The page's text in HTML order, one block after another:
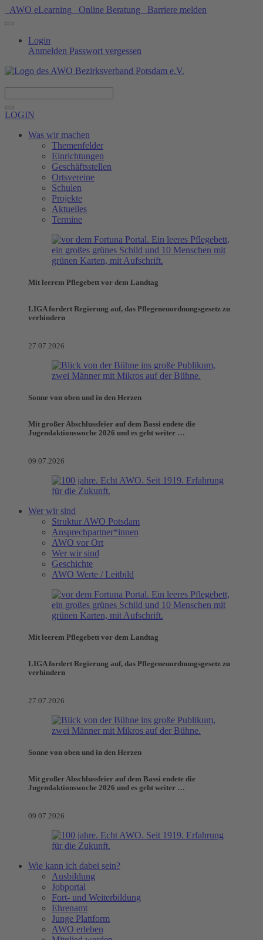
AWO eLearning Online Beratung Barriere melden
Login
Anmelden Passwort vergessen
LOGIN
Was wir machen
Themenfelder
Einrichtungen
Geschäftsstellen
Ortsvereine
Schulen
Projekte
Aktuelles
Termine
Mit leerem Pflegebett vor dem Landtag
LIGA fordert Regierung auf, das Pflegeneuordnungsgesetz zu
verhindern
27.07.2026
Sonne von oben und in den Herzen
Mit großer Abschlussfeier auf dem Bassi endete die
Jugendaktionswoche 2026 und es geht weiter …
09.07.2026
Wer wir sind
Struktur AWO Potsdam
Ansprechpartner*innen
AWO vor Ort
Wer wir sind
Geschichte
AWO Werte / Leitbild
Mit leerem Pflegebett vor dem Landtag
LIGA fordert Regierung auf, das Pflegeneuordnungsgesetz zu
verhindern
27.07.2026
Sonne von oben und in den Herzen
Mit großer Abschlussfeier auf dem Bassi endete die
Jugendaktionswoche 2026 und es geht weiter …
09.07.2026
Wie kann ich dabei sein?
Ausbildung
Jobportal
Fort- und Weiterbildung
Ehrenamt
Junge Plattform
AWO erleben